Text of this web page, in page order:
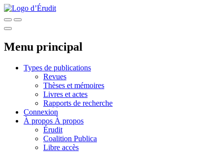
Menu principal
Types de publications
Revues
Thèses et mémoires
Livres et actes
Rapports de recherche
Connexion
À propos À propos
Érudit
Coalition Publica
Libre accès